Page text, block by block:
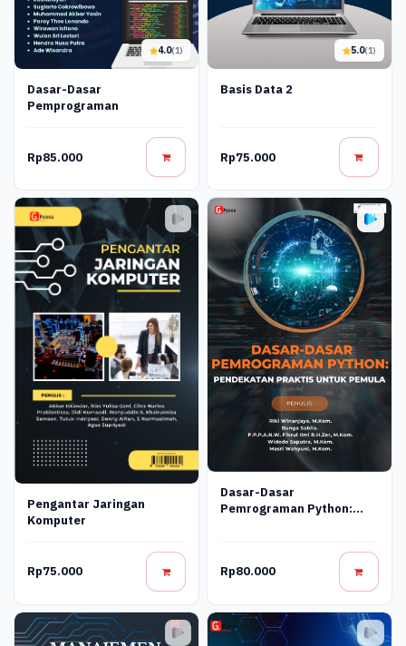
4.0(1)
Dasar-Dasar
Pemprograman
Rp85.000
5.0(1)
Basis Data 2
Rp75.000
Pengantar Jaringan
Komputer
Rp75.000
Dasar-Dasar
Pemrograman Python:
Rp80.000